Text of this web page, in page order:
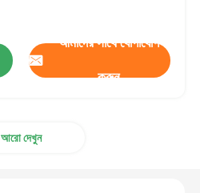
আমাদের সাথে যোগাযোগ
করুন
আরো দেখুন